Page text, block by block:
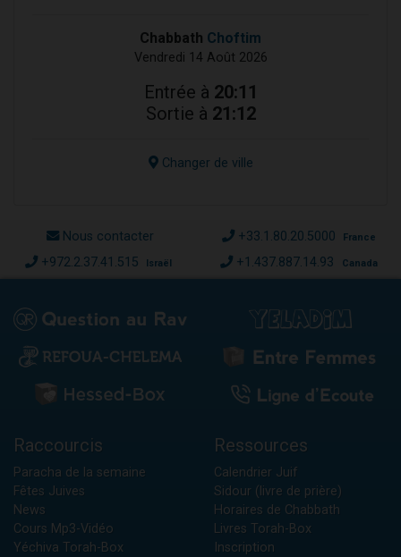
Chabbath Choftim
Vendredi 14 Août 2026
Entrée à 20:11
Sortie à 21:12
Changer de ville
Nous contacter +33.1.80.20.5000 France
+972.2.37.41.515 Israël +1.437.887.14.93 Canada
Raccourcis
Paracha de la semaine
Fêtes Juives
News
Cours Mp3-Vidéo
Yéchiva Torah-Box
Ressources
Calendrier Juif
Sidour (livre de prière)
Horaires de Chabbath
Livres Torah-Box
Inscription